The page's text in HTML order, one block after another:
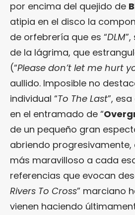
por encima del quejido de
atipia en el disco la
de orfebrería que es “DLM
de la lágrima, que
(“Please don’t let me hurt
aullido. Imposible no
individual “To The Last”,
en el entramado de “
de un pequeño gran
abriendo
más maravilloso a cada
referencias que evocan
Rivers To Cross” marciano
vienen haciendo